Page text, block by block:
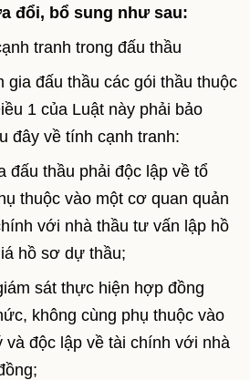
đổi, bổ sung như sau:
tranh trong đấu thầu
gia đấu thầu các gói thầu thuộc
1 của Luật này phải bảo
đây về tính cạnh tranh:
đấu thầu phải độc lập về tổ
thuộc vào một cơ quan quản
với nhà thầu tư vấn lập hồ
hồ sơ dự thầu;
sát thực hiện hợp đồng
không cùng phụ thuộc vào
và độc lập về tài chính với nhà